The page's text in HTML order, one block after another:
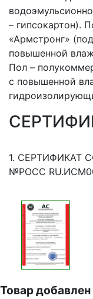
– гипсокартон).
«Армстронг»
повышенной
Пол –
с повышенной
1. СЕРТИФИКАТ
№РОСС
Товар